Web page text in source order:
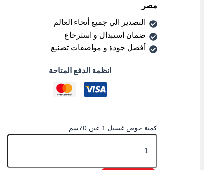
مصر
التصدير الي جميع أنحاء العالم
ضمان استبدال و استرجاع
أفضل جودة و مواصفات تصنيع
انظمة الدفع المتاحة
كمية حوض غسيل 1 عين 70سم